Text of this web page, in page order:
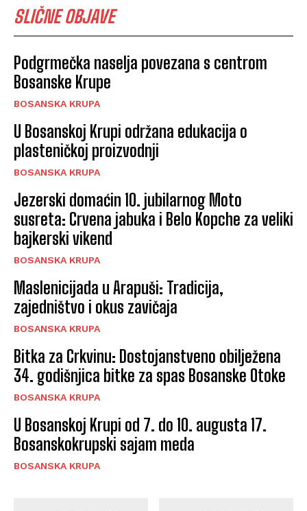
SLIČNE OBJAVE
Podgrmečka naselja povezana s centrom
Bosanske Krupe
BOSANSKA KRUPA
U Bosanskoj Krupi održana edukacija o
plasteničkoj proizvodnji
BOSANSKA KRUPA
Jezerski domaćin 10. jubilarnog Moto
susreta: Crvena jabuka i Belo Kopche za veliki
bajkerski vikend
BOSANSKA KRUPA
Maslenicijada u Arapuši: Tradicija,
zajedništvo i okus zavičaja
BOSANSKA KRUPA
Bitka za Crkvinu: Dostojanstveno obilježena
34. godišnjica bitke za spas Bosanske Otoke
BOSANSKA KRUPA
U Bosanskoj Krupi od 7. do 10. augusta 17.
Bosanskokrupski sajam meda
BOSANSKA KRUPA